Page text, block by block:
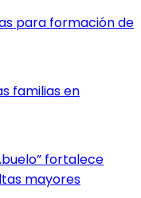
para formación de
familias en
fortalece
mayores